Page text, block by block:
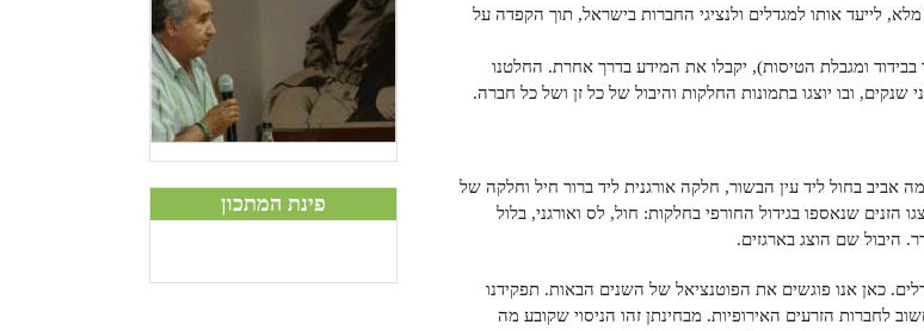
לייעד אותו למגדלים ולנציגי החברות בישראל, תוך הקפדה על
בבידוד ומגבלת הטיסות), יקבלו את המידע בדרך אחרת. החלטנו
ובו יוצגו בתמונות החלקות והיבול של כל זן ושל כל חברה.
תפוחי אדמה אביב בחול ליד עין הבשור, חלקה אורגנית ליד ברור חיל וחלקה של
שנאספו בגידול החורפי בחלקות: חול, לס ואורגני, בלול
היבול שם הוצג בארגזים.
כאן אנו פוגשים את הפוטנציאל של השנים הבאות. תפקידנו
לחברות הזרעים האירופיות. מבחינתן זהו הניסוי שקובע מה
פינת המתכון